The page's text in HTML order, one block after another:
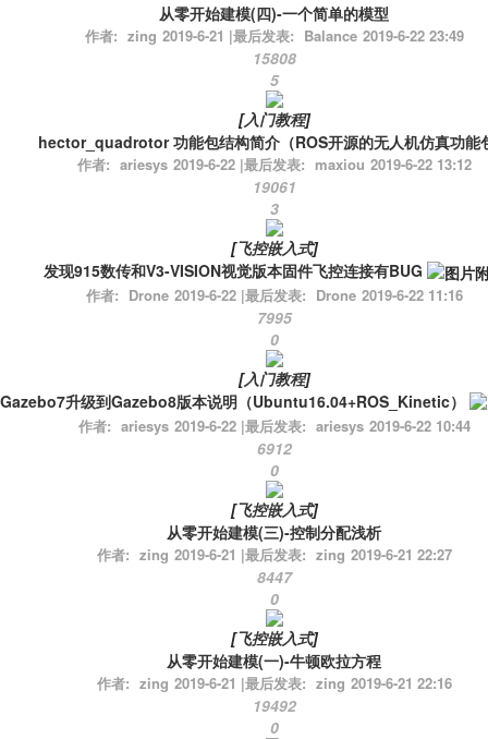
从零开始建模(四)-一个简单的模型
作者: zing 2019-6-21 |最后发表: Balance 2019-6-22 23:49
15808
5
[入门教程]
hector_quadrotor 功能包结构简介（ROS开源的无人机仿真功能
作者: ariesys 2019-6-22 |最后发表: maxiou 2019-6-22 13:12
19061
3
[飞控嵌入式]
发现915数传和V3-VISION视觉版本固件飞控连接有BUG
作者: Drone 2019-6-22 |最后发表: Drone 2019-6-22 11:16
7995
0
[入门教程]
Gazebo7升级到Gazebo8版本说明（Ubuntu16.04+ROS_Kinetic）
作者: ariesys 2019-6-22 |最后发表: ariesys 2019-6-22 10:44
6912
0
[飞控嵌入式]
从零开始建模(三)-控制分配浅析
作者: zing 2019-6-21 |最后发表: zing 2019-6-21 22:27
8447
0
[飞控嵌入式]
从零开始建模(一)-牛顿欧拉方程
作者: zing 2019-6-21 |最后发表: zing 2019-6-21 22:16
19492
0